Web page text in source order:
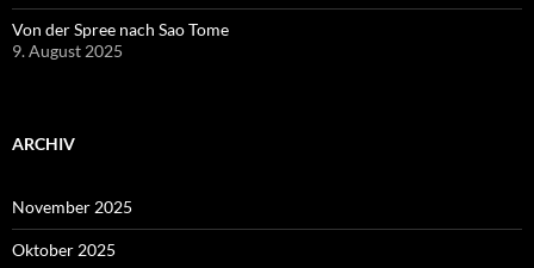
Von der Spree nach Sao Tome
9. August 2025
ARCHIV
November 2025
Oktober 2025